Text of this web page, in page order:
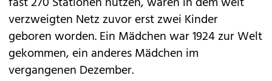
verzweigten Netz zuvor erst zwei Kinder
geboren worden. Ein Mädchen war 1924 zur Welt
gekommen, ein anderes Mädchen im
vergangenen Dezember.